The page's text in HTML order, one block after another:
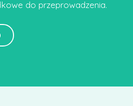
do przeprowadzenia.